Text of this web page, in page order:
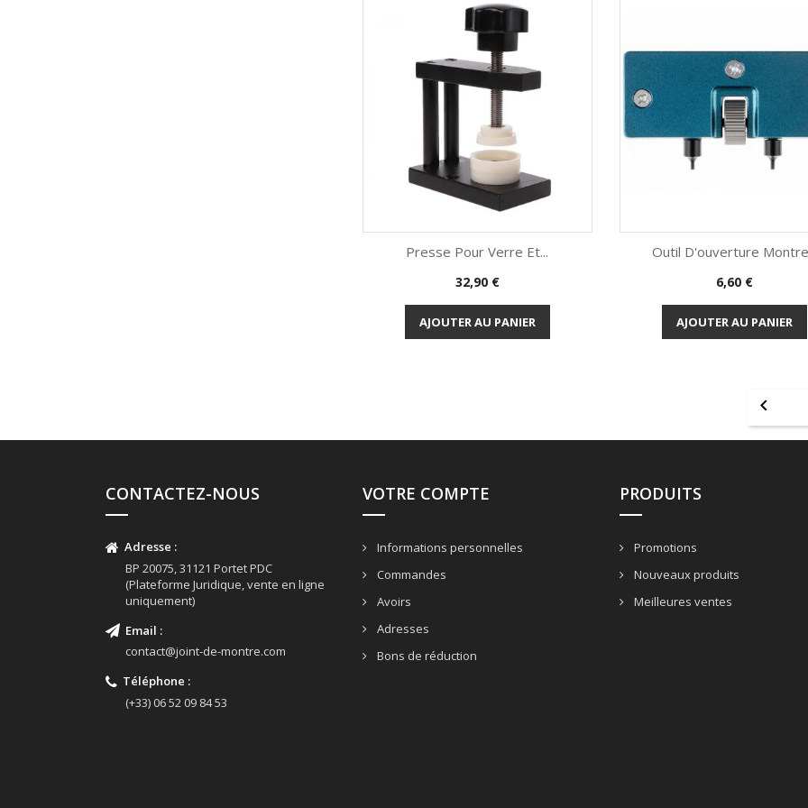
Aperçu rapide
Presse Pour Verre Et...
Prix
32,90 €
AJOUTER AU PANIER
Aperçu rapide
Outil D'ouverture
Prix
6,60 €
AJOUTER AU PANIER

CONTACTEZ-NOUS
Adresse :
BP 20075, 31121 Portet PDC
(Plateforme Juridique, vente en ligne
uniquement)
Email :
contact@joint-de-montre.com
Téléphone :
(+33) 06 52 09 84 53
VOTRE COMPTE
Informations personnelles
Commandes
Avoirs
Adresses
Bons de réduction
PRODUITS
Promotions
Nouveaux produits
Meilleures ventes